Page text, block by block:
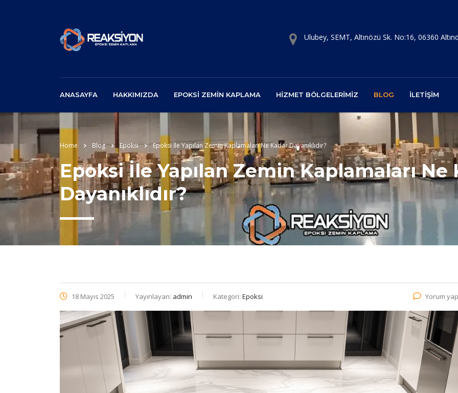
Ulubey, SEMT, Altınözü Sk. No:16, 06360
ANASAYFA HAKKIMIZDA EPOKSI ZEMIN KAPLAMA HIZMET BÖLGELERIMIZ BLOG İLETIŞIM
Home Blog Epoksi Epoksi İle Yapılan Zemin Kaplamaları Ne Kadar Dayanıklıdır?
Epoksi İle Yapılan Zemin Kaplamaları Ne
Dayanıklıdır?
18 Mayıs 2025 Yayınlayan: admin Kategori: Epoksi Yorum